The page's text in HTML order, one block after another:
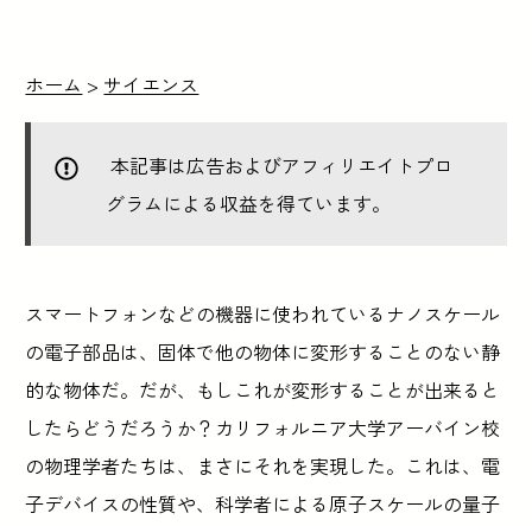
ホーム > サイエンス
本記事は広告およびアフィリエイトプロ
グラムによる収益を得ています。
スマートフォンなどの機器に使われているナノスケール
の電子部品は、固体で他の物体に変形することのない静
的な物体だ。だが、もしこれが変形することが出来ると
したらどうだろうか？カリフォルニア大学アーバイン校
の物理学者たちは、まさにそれを実現した。これは、電
子デバイスの性質や、科学者による原子スケールの量子